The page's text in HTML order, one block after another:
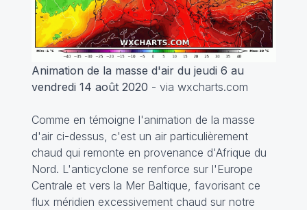
Animation de la masse d'air du jeudi 6 au
vendredi 14 août 2020 - via wxcharts.com
Comme en témoigne l'animation de la masse
d'air ci-dessus, c'est un air particulièrement
chaud qui remonte en provenance d'Afrique du
Nord. L'anticyclone se renforce sur l'Europe
Centrale et vers la Mer Baltique, favorisant ce
flux méridien excessivement chaud sur notre